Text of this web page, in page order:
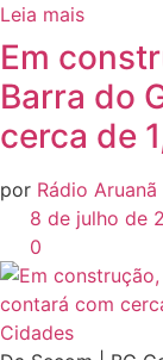
Leia mais
Em
Barra do
cerca de
por Rádio Aruanã
8 de julho de
0
Cidades